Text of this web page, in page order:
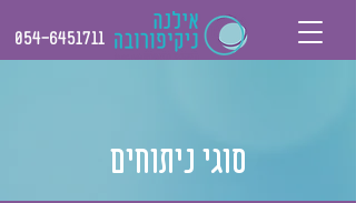
054-6451711
סוגי ניתוחים